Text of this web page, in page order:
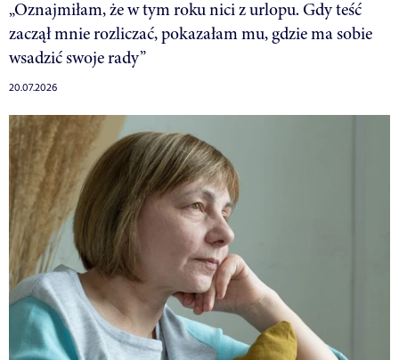
„Oznajmiłam, że w tym roku nici z urlopu. Gdy teść
zaczął mnie rozliczać, pokazałam mu, gdzie ma sobie
wsadzić swoje rady”
20.07.2026